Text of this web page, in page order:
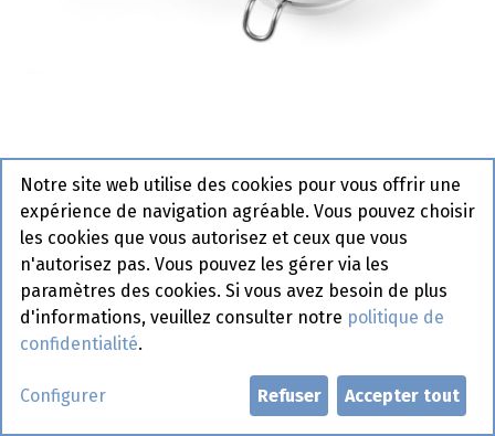
515501 Passoire à Légumes
Hendi
Article de commande
Demander un compte
Notre site web utilise des cookies pour vous offrir une
expérience de navigation agréable. Vous pouvez choisir
les cookies que vous autorisez et ceux que vous
n'autorisez pas. Vous pouvez les gérer via les
paramètres des cookies. Si vous avez besoin de plus
d'informations, veuillez consulter notre politique de
confidentialité.
Configurer Refuser Accepter tout